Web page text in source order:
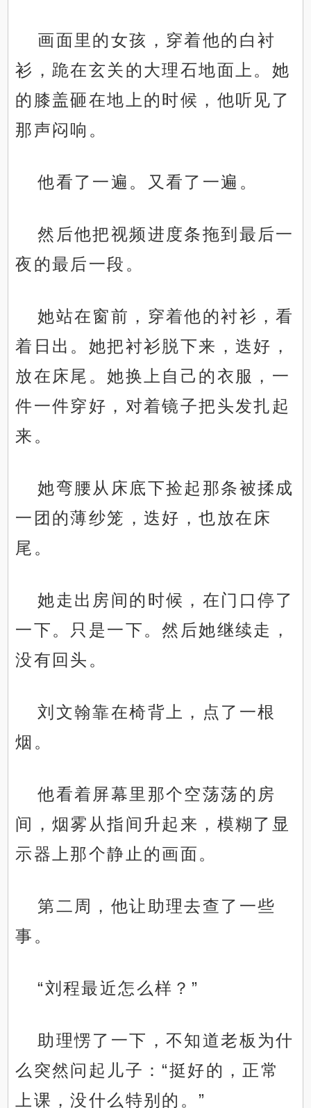
画面里的女孩，穿着他的白衬
衫，跪在玄关的大理石地面上。她
的膝盖砸在地上的时候，他听见了
那声闷响。
他看了一遍。又看了一遍。
然后他把视频进度条拖到最后一
夜的最后一段。
她站在窗前，穿着他的衬衫，看
着日出。她把衬衫脱下来，迭好，
放在床尾。她换上自己的衣服，一
件一件穿好，对着镜子把头发扎起
来。
她弯腰从床底下捡起那条被揉成
一团的薄纱笼，迭好，也放在床
尾。
她走出房间的时候，在门口停了
一下。只是一下。然后她继续走，
没有回头。
刘文翰靠在椅背上，点了一根
烟。
他看着屏幕里那个空荡荡的房
间，烟雾从指间升起来，模糊了显
示器上那个静止的画面。
第二周，他让助理去查了一些
事。
“刘程最近怎么样？”
助理愣了一下，不知道老板为什
么突然问起儿子：“挺好的，正常
上课，没什么特别的。”